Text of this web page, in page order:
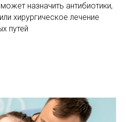
назначить антибиотики,
хирургическое лечение
путей